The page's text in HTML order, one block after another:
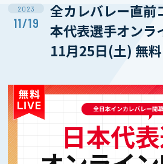
2023
11/19
全カレバレー直前
本代表選手オンラ
11月25日(土) 無